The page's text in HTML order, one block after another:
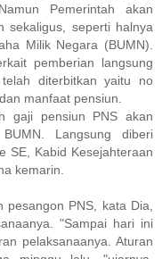
Pemerintah akan
sekaligus, seperti halnya
Milik Negara (BUMN).
pemberian langsung
diterbitkan yaitu no
manfaat pensiun.
gaji pensiun PNS akan
Langsung diberi
SE, Kabid Kesejahteraan
kemarin.
PNS, kata Dia,
"Sampai hari ini
pelaksanaanya. Aturan